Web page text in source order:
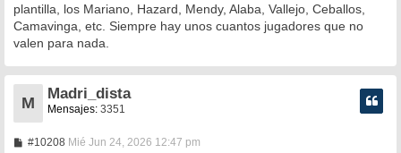
plantilla, los Mariano, Hazard, Mendy, Alaba, Vallejo, Ceballos,
Camavinga, etc. Siempre hay unos cuantos jugadores que no
valen para nada.
M
Madri_dista
Mensajes: 3351
#10208MMié Jun 24, 2026 12:47 pm